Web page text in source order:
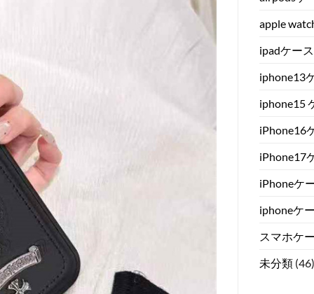
apple
ipadケース
iphone13
iphone15
iPhone16
iPhone17
iPhoneケ
iphoneケ
スマホケ
未分類(46)